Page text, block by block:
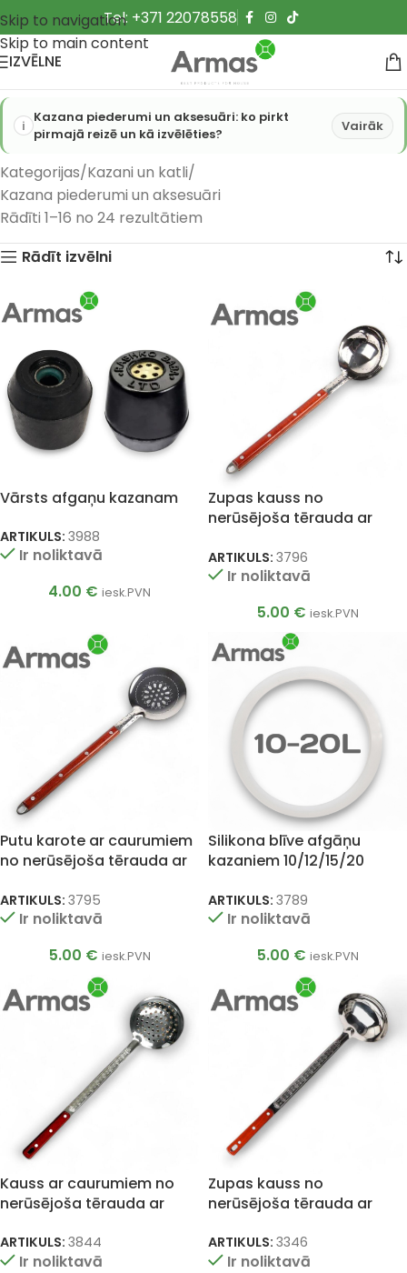
Skip to navigation
Skip to main content
Tel: +371 22078558
IZVĒLNE
Kazana piederumi un aksesuāri: ko pirkt
pirmajā reizē un kā izvēlēties?
Vairāk
Kategorijas Kazani un katli
Kazana piederumi un aksesuāri
Rādīti 1–16 no 24 rezultātiem
Rādīt izvēlni
Vārsts afgaņu kazanam
ARTIKULS: 3988
Ir noliktavā
4.00 € iesk.PVN
Zupas kauss no
nerūsējoša tērauda ar
ARTIKULS: 3796
Ir noliktavā
5.00 € iesk.PVN
Putu karote ar caurumiem
no nerūsējoša tērauda ar
ARTIKULS: 3795
Ir noliktavā
5.00 € iesk.PVN
Silikona blīve afgāņu
kazaniem 10/12/15/20
ARTIKULS: 3789
Ir noliktavā
5.00 € iesk.PVN
Kauss ar caurumiem no
nerūsējoša tērauda ar
ARTIKULS: 3844
Ir noliktavā
Zupas kauss no
nerūsējoša tērauda ar
ARTIKULS: 3346
Ir noliktavā